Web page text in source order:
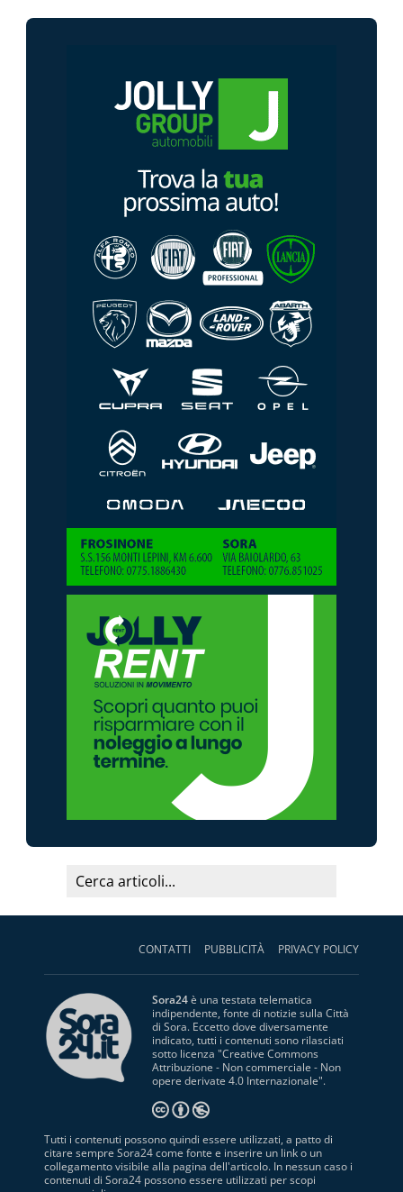
CONTATTI PUBBLICITÀ PRIVACY POLICY
Sora24è una testata telematica
indipendente, fonte di notizie sulla Città
di Sora. Eccetto dove diversamente
indicato, tutti i contenuti sono rilasciati
sotto licenza "Creative Commons
Attribuzione - Non commerciale - Non
opere derivate 4.0 Internazionale".
Tutti i contenuti possono quindi essere utilizzati, a patto di
citare sempre Sora24 come fonte e inserire un link o un
collegamento visibile alla pagina dell'articolo. In nessun caso i
contenuti di Sora24 possono essere utilizzati per scopi